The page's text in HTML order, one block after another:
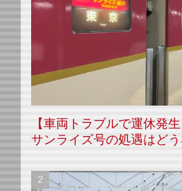
【車両トラブルで運休発
サンライズ号の処遇はどう